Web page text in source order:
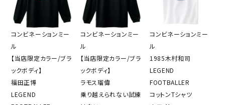
コンビネーションミー
ル
【当店限定カラー/ブラ
ックボディ】
福田正博
LEGEND
コンビネーションミー
ル
【当店限定カラー/ブラ
ックボディ】
ラモス瑠偉
乗り越えられない試練
コンビネーションミー
ル
1985木村和司
LEGEND
FOOTBALLER
コットンTシャツ